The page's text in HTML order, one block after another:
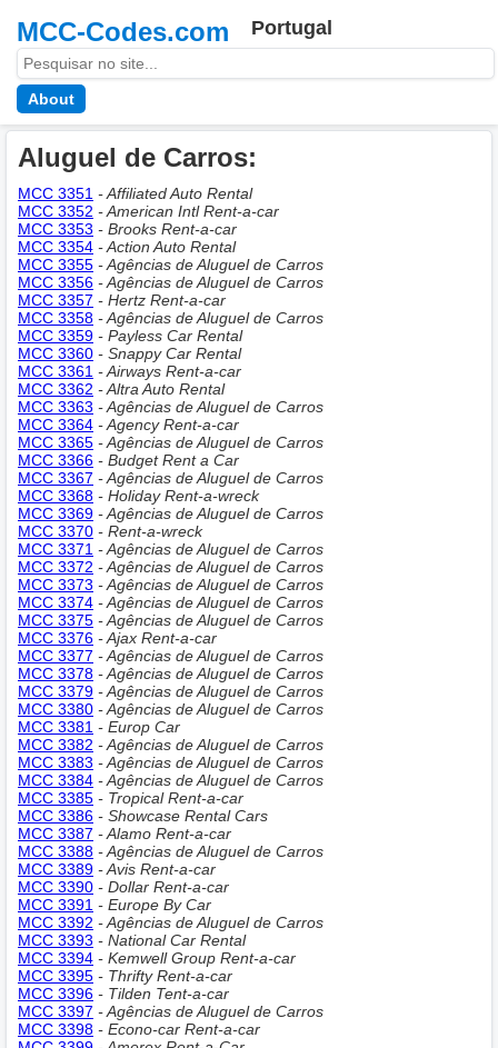
MCC-Codes.com Portugal
About
Aluguel de Carros:
MCC 3351 - Affiliated Auto Rental
MCC 3352 - American Intl Rent-a-car
MCC 3353 - Brooks Rent-a-car
MCC 3354 - Action Auto Rental
MCC 3355 - Agências de Aluguel de Carros
MCC 3356 - Agências de Aluguel de Carros
MCC 3357 - Hertz Rent-a-car
MCC 3358 - Agências de Aluguel de Carros
MCC 3359 - Payless Car Rental
MCC 3360 - Snappy Car Rental
MCC 3361 - Airways Rent-a-car
MCC 3362 - Altra Auto Rental
MCC 3363 - Agências de Aluguel de Carros
MCC 3364 - Agency Rent-a-car
MCC 3365 - Agências de Aluguel de Carros
MCC 3366 - Budget Rent a Car
MCC 3367 - Agências de Aluguel de Carros
MCC 3368 - Holiday Rent-a-wreck
MCC 3369 - Agências de Aluguel de Carros
MCC 3370 - Rent-a-wreck
MCC 3371 - Agências de Aluguel de Carros
MCC 3372 - Agências de Aluguel de Carros
MCC 3373 - Agências de Aluguel de Carros
MCC 3374 - Agências de Aluguel de Carros
MCC 3375 - Agências de Aluguel de Carros
MCC 3376 - Ajax Rent-a-car
MCC 3377 - Agências de Aluguel de Carros
MCC 3378 - Agências de Aluguel de Carros
MCC 3379 - Agências de Aluguel de Carros
MCC 3380 - Agências de Aluguel de Carros
MCC 3381 - Europ Car
MCC 3382 - Agências de Aluguel de Carros
MCC 3383 - Agências de Aluguel de Carros
MCC 3384 - Agências de Aluguel de Carros
MCC 3385 - Tropical Rent-a-car
MCC 3386 - Showcase Rental Cars
MCC 3387 - Alamo Rent-a-car
MCC 3388 - Agências de Aluguel de Carros
MCC 3389 - Avis Rent-a-car
MCC 3390 - Dollar Rent-a-car
MCC 3391 - Europe By Car
MCC 3392 - Agências de Aluguel de Carros
MCC 3393 - National Car Rental
MCC 3394 - Kemwell Group Rent-a-car
MCC 3395 - Thrifty Rent-a-car
MCC 3396 - Tilden Tent-a-car
MCC 3397 - Agências de Aluguel de Carros
MCC 3398 - Econo-car Rent-a-car